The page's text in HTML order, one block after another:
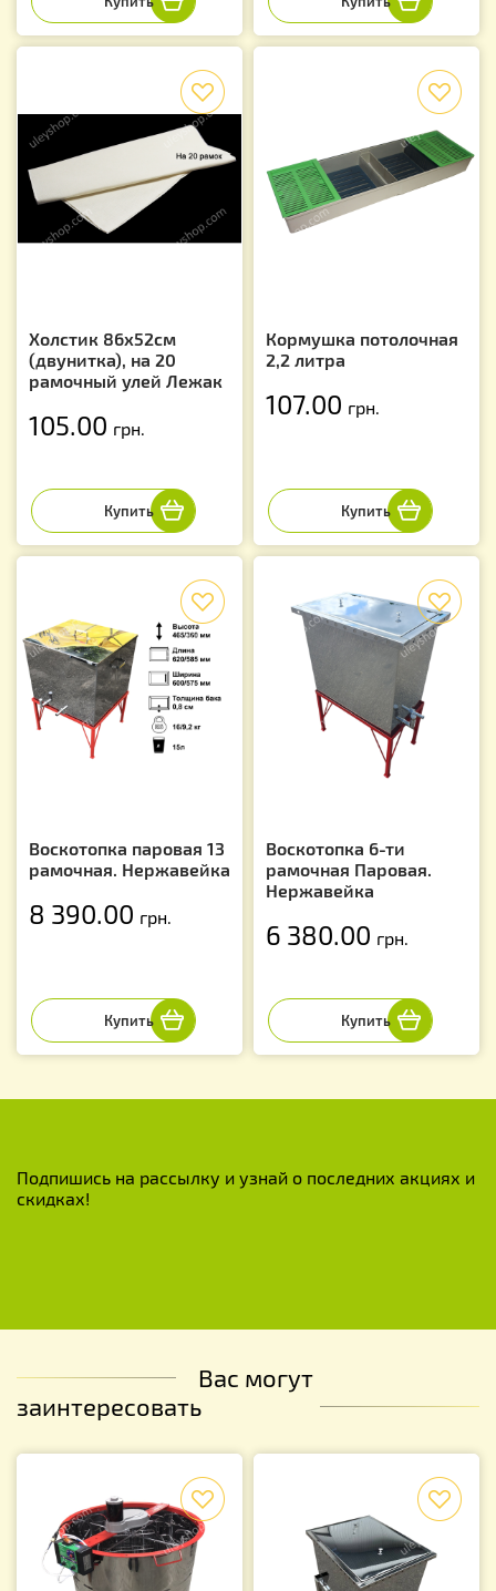
Холстик 86х52см
(двунитка), на 20
рамочный улей Лежак
105.00 грн.
Кормушка потолочная
2,2 литра
107.00 грн.
Воскотопка паровая 13
рамочная. Нержавейка
8 390.00 грн.
Воскотопка 6-ти
рамочная Паровая.
Нержавейка
6 380.00 грн.
Подпишись на рассылку и узнай о последних акциях и
скидках!
Вас могут
заинтересовать